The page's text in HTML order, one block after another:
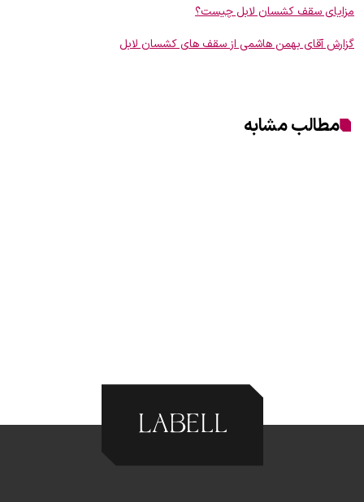
مزایای سقف کشسان لابل چیست؟
گزارش آقای بهمن هاشمی از سقف های کشسان لابل
مطالب مشابه